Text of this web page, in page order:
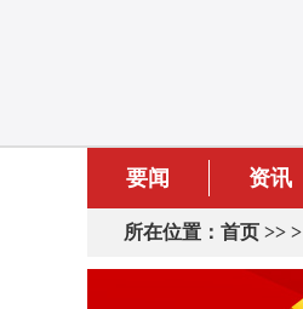
要闻 资讯
所在位置： 首页 >> >